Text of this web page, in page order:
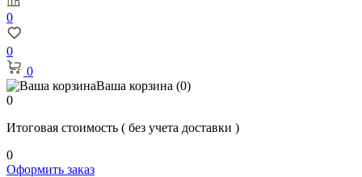
0
0
0
Ваша корзина (0)
0
Итоговая стоимость ( без учета доставки )
0
Оформить заказ